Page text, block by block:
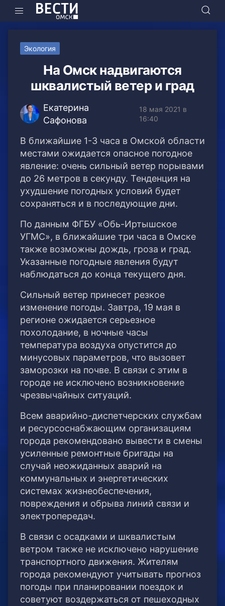
Экология
На Омск надвигаются
шквалистый ветер и град
Екатерина
Сафонова
18 мая 2021 в
16:40
В ближайшие 1-3 часа в Омской области
местами ожидается опасное погодное
явление: очень сильный ветер порывами
до 26 метров в секунду. Тенденция на
ухудшение погодных условий будет
сохраняться и в последующие дни.
По данным ФГБУ «Обь-Иртышское
УГМС», в ближайшие три часа в Омске
также возможны дождь, гроза и град.
Указанные погодные явления будут
наблюдаться до конца текущего дня.
Сильный ветер принесет резкое
изменение погоды. Завтра, 19 мая в
регионе ожидается серьезное
похолодание, в ночные часы
температура воздуха опустится до
минусовых параметров, что вызовет
заморозки на почве. В связи с этим в
городе не исключено возникновение
чрезвычайных ситуаций.
Всем аварийно-диспетчерских службам
и ресурсоснабжающим организациям
города рекомендовано вывести в смены
усиленные ремонтные бригады на
случай неожиданных аварий на
коммунальных и энергетических
системах жизнеобеспечения,
повреждения и обрыва линий связи и
электропередач.
В связи с осадками и шквалистым
ветром также не исключено нарушение
транспортного движения. Жителям
города рекомендуют учитывать прогноз
погоды при планировании поездок и
советуют воздержаться от пешеходных